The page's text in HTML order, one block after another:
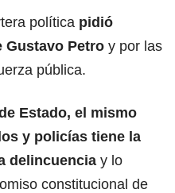
política pidió
Gustavo Petro y por las
pública.
Estado, el mismo
y policías tiene la
delincuencia y lo
constitucional de